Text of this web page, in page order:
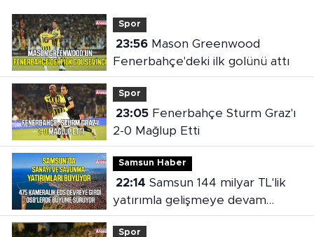
Spor
23:56Mason Greenwood
Fenerbahçe'deki ilk golünü attı
Spor
23:05Fenerbahçe Sturm Graz'ı
2-0 Mağlup Etti
Samsun Haber
22:14
yatırımla gelişmeye devam
ediyor
Spor